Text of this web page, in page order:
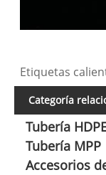
Etiquetas
Categoría
Tubería
Tubería MPP
Accesorios